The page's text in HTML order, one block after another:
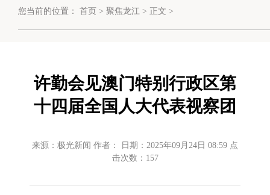
您当前的位置： 首页 > 聚焦龙江 > 正文 >
许勤会见澳门特别行政区第
十四届全国人大代表视察团
来源：极光新闻 作者： 日期：2025年09月24日 08:59 点
击次数： 157